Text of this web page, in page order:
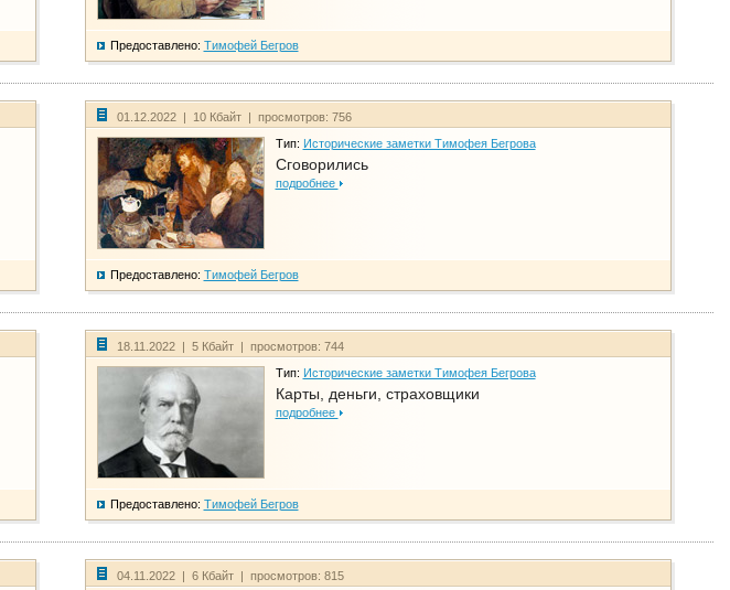
Предоставлено: Тимофей Бегров
01.12.2022 | 10 Кбайт | просмотров: 756
Тип: Исторические заметки Тимофея Бегрова
Сговорились
подробнее
Предоставлено: Тимофей Бегров
18.11.2022 | 5 Кбайт | просмотров: 744
Тип: Исторические заметки Тимофея Бегрова
Карты, деньги, страховщики
подробнее
Предоставлено: Тимофей Бегров
04.11.2022 | 6 Кбайт | просмотров: 815